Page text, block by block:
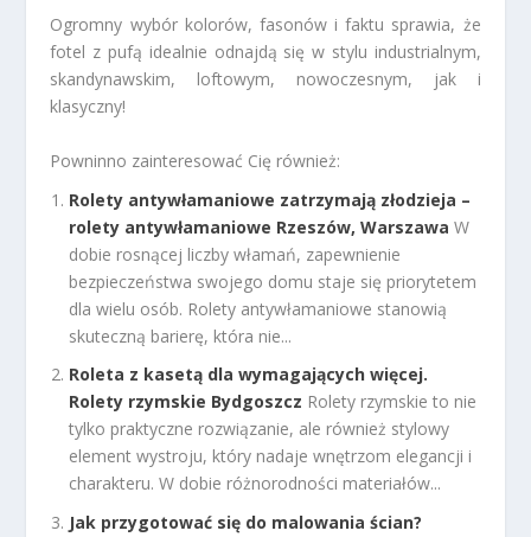
Ogromny wybór kolorów, fasonów i faktu sprawia, że
fotel z pufą idealnie odnajdą się w stylu industrialnym,
skandynawskim, loftowym, nowoczesnym, jak i
klasyczny!
Powninno zainteresować Cię również:
Rolety antywłamaniowe zatrzymają złodzieja –
rolety antywłamaniowe Rzeszów, Warszawa W
dobie rosnącej liczby włamań, zapewnienie
bezpieczeństwa swojego domu staje się priorytetem
dla wielu osób. Rolety antywłamaniowe stanowią
skuteczną barierę, która nie...
Roleta z kasetą dla wymagających więcej.
Rolety rzymskie Bydgoszcz Rolety rzymskie to nie
tylko praktyczne rozwiązanie, ale również stylowy
element wystroju, który nadaje wnętrzom elegancji i
charakteru. W dobie różnorodności materiałów...
Jak przygotować się do malowania ścian?